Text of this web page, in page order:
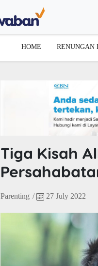
HOME RENUNGAN
Tiga Kisah
Parenting / 27 July 2022